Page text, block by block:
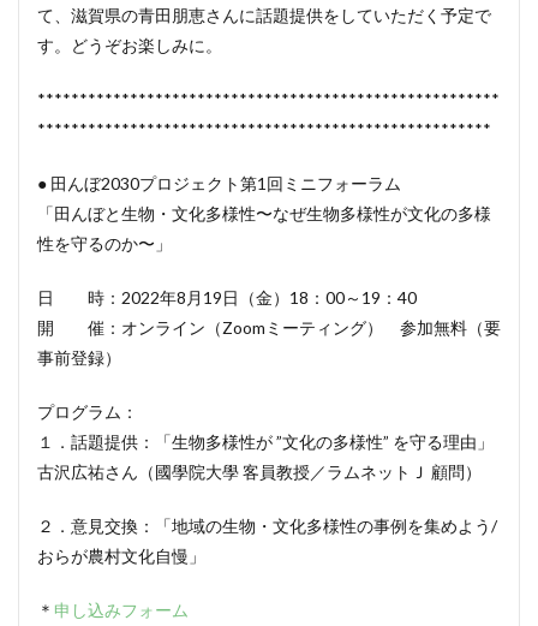
て、滋賀県の青田朋恵さんに話題提供をしていただく予定で
す。どうぞお楽しみに。
*******************************************************
******************************************************
● 田んぼ2030プロジェクト第1回ミニフォーラム
「田んぼと生物・文化多様性〜なぜ生物多様性が文化の多様
性を守るのか〜」
日 時：2022年8月19日（金）18：00～19：40
開 催：オンライン（Zoomミーティング） 参加無料（要
事前登録）
プログラム：
１．話題提供：「生物多様性が ”文化の多様性” を守る理由」
古沢広祐さん（國學院大學 客員教授／ラムネットＪ 顧問）
２．意見交換：「地域の生物・文化多様性の事例を集めよう/
おらが農村文化自慢」
＊ 申し込みフォーム